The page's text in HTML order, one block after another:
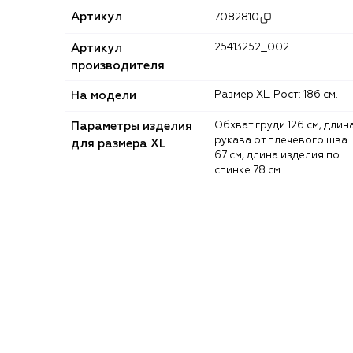
Артикул 7082810
Артикул
производителя
25413252_002
На модели Размер XL. Рост: 186 см.
Параметры изделия
для размера XL
Обхват груди 126 см, длина
рукава от плечевого шва
67 см, длина изделия по
спинке 78 см.